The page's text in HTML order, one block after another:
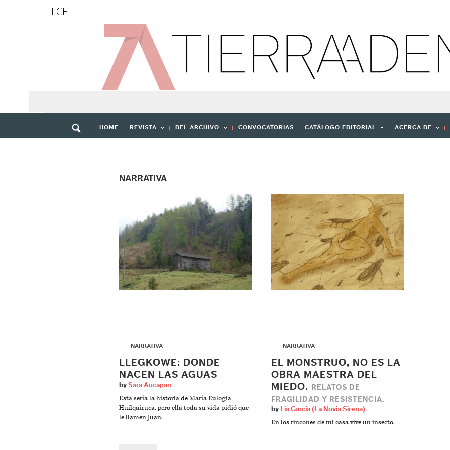
FCE
HOME REVISTA DEL ARCHIVO CONVOCATORIAS CATÁLOGO EDITORIAL ACERCA DE
NARRATIVA
NARRATIVA
LLEGKOWE: DONDE
NACEN LAS AGUAS
by Sara Aucapan
Esta sería la historia de María Eulogia
Huilquiruca, pero ella toda su vida pidió que
le llamen Juan.
NARRATIVA
EL MONSTRUO, NO ES LA
OBRA MAESTRA DEL
MIEDO.
RELATOS DE
FRAGILIDAD Y RESISTENCIA.
by Lia García (La Novia Sirena)
En los rincones de mi casa vive un insecto.